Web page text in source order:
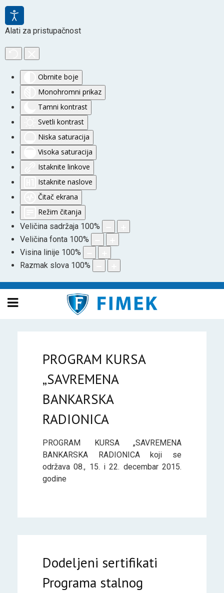
Alati za pristupačnost
Obrnite boje
Monohromni prikaz
Tamni kontrast
Svetli kontrast
Niska saturacija
Visoka saturacija
Istaknite linkove
Istaknite naslove
Čitač ekrana
Režim čitanja
Veličina sadržaja 100%
Veličina fonta 100%
Visina linije 100%
Razmak slova 100%
PROGRAM KURSA
„SAVREMENA
BANKARSKA
RADIONICA
PROGRAM KURSA „SAVREMENA
BANKARSKA RADIONICA koji se
održava 08., 15. i 22. decembar 2015.
godine
Dodeljeni sertifikati
Programa stalnog